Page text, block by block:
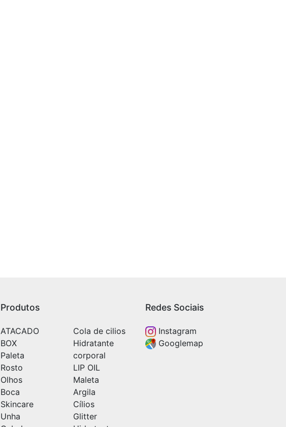
Produtos
ATACADO
BOX
Paleta
Rosto
Olhos
Boca
Skincare
Unha
Cola de cilios
Hidratante
corporal
LIP OIL
Maleta
Argila
Cílios
Glitter
Redes Sociais
Instagram
Googlemap